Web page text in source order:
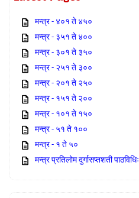
मन्त्र - ४०१ ते ४५०
मन्त्र - ३५१ ते ४००
मन्त्र - ३०१ ते ३५०
मन्त्र - २५१ ते ३००
मन्त्र - २०१ ते २५०
मन्त्र - १५१ ते २००
मन्त्र - १०१ ते १५०
मन्त्र - ५१ ते १००
मन्त्र - १ ते ५०
मन्त्र प्रतिलोम दुर्गासप्तशती पाठविधिः